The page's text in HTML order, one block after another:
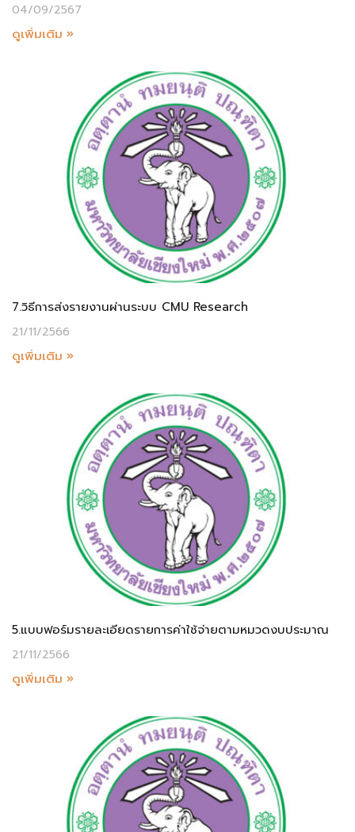
04/09/2567
ดูเพิ่มเติม »
7.วิธีการส่งรายงานผ่านระบบ CMU Research
21/11/2566
ดูเพิ่มเติม »
5.แบบฟอร์มรายละเอียดรายการค่าใช้จ่ายตามหมวดงบประมาณ
21/11/2566
ดูเพิ่มเติม »